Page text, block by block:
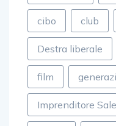
cibo club
Destra liberale
film
Imprenditore